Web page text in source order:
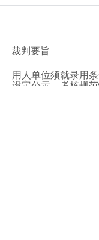
裁判要旨
用人单位须就录用
设定公示、考核规